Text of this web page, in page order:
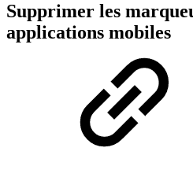
Supprimer les
applications mobiles